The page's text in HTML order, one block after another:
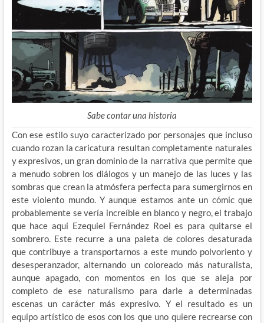
Sabe contar una historia
Con ese estilo suyo caracterizado por personajes que incluso
cuando rozan la caricatura resultan completamente naturales
y expresivos, un gran dominio de la narrativa que permite que
a menudo sobren los diálogos y un manejo de las luces y las
sombras que crean la atmósfera perfecta para sumergirnos en
este violento mundo. Y aunque estamos ante un cómic que
probablemente se vería increíble en blanco y negro, el trabajo
que hace aquí Ezequiel Fernández Roel es para quitarse el
sombrero. Este recurre a una paleta de colores desaturada
que contribuye a transportarnos a este mundo polvoriento y
desesperanzador, alternando un coloreado más naturalista,
aunque apagado, con momentos en los que se aleja por
completo de ese naturalismo para darle a determinadas
escenas un carácter más expresivo. Y el resultado es un
equipo artístico de esos con los que uno quiere recrearse con